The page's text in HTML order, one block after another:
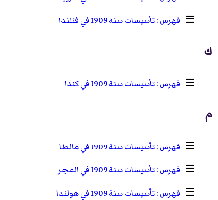
☰
تأسيسات سنة 1909 في فنلندا
ك
☰ تأسيسات سنة 1909 في كندا
م
☰
تأسيسات سنة 1909 في مالطا
☰
تأسيسات سنة 1909 في المجر
☰
تأسيسات سنة 1909 في هولندا